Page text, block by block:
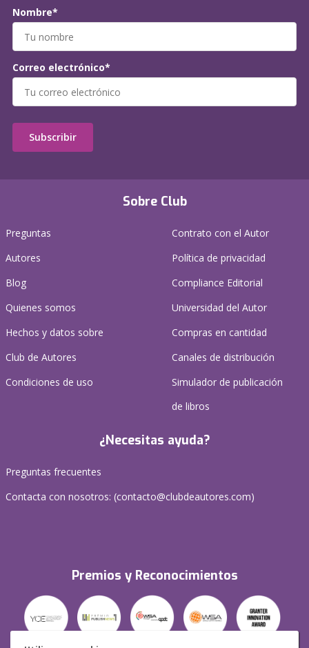
Sobre Club
Preguntas
Autores
Blog
Quienes somos
Hechos y datos sobre
Club de Autores
Condiciones de uso
Contrato con el Autor
Política de privacidad
Compliance Editorial
Universidad del Autor
Compras en cantidad
Canales de distribución
Simulador de publicación
de libros
¿Necesitas ayuda?
Preguntas frecuentes
Contacta con nosotros: (contacto@clubdeautores.com)
Premios y Reconocimientos
Nombre*
Correo electrónico*
Subscribir